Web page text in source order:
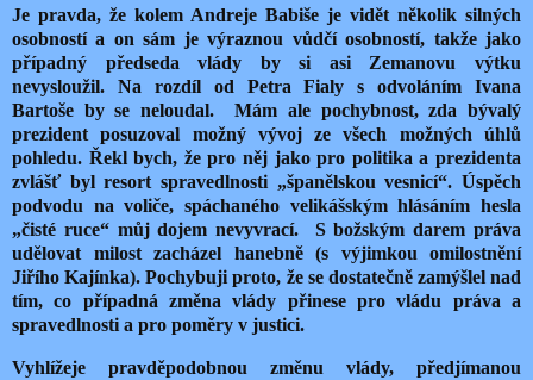
Je pravda, že kolem Andreje Babiše je vidět několik silných
osobností a on sám je výraznou vůdčí osobností, takže jako
případný předseda vlády by si asi Zemanovu výtku
nevysloužil. Na rozdíl od Petra Fialy s odvoláním Ivana
Bartoše by se neloudal. Mám ale pochybnost, zda bývalý
prezident posuzoval možný vývoj ze všech možných úhlů
pohledu. Řekl bych, že pro něj jako pro politika a prezidenta
zvlášť byl resort spravedlnosti „španělskou vesnicí“. Úspěch
podvodu na voliče, spáchaného velikášským hlásáním hesla
„čisté ruce“ můj dojem nevyvrací. S božským darem práva
udělovat milost zacházel hanebně (s výjimkou omilostnění
Jiřího Kajínka). Pochybuji proto, že se dostatečně zamýšlel nad
tím, co případná změna vlády přinese pro vládu práva a
spravedlnosti a pro poměry v justici.
Vyhlížeje pravděpodobnou změnu vlády, předjímanou